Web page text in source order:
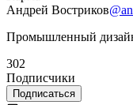
Андрей Востриков
Промышленный
302
Подписчики
Подписаться